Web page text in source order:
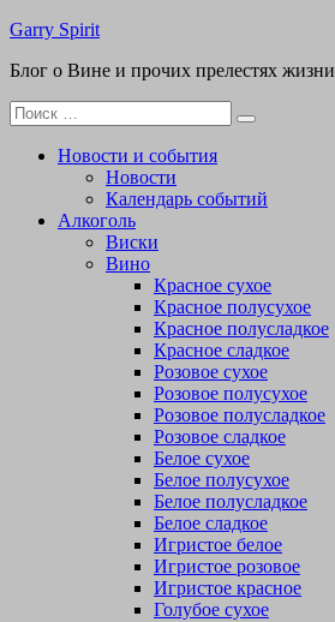
Перейти
содержимому
Garry Spirit
Блог о Вине и прочих прелестях жизни
Поиск
для:
Новости и события
Новости
Календарь событий
Алкоголь
Виски
Вино
Красное сухое
Красное полусухое
Красное полусладкое
Красное сладкое
Розовое сухое
Розовое полусухое
Розовое полусладкое
Розовое сладкое
Белое сухое
Белое полусухое
Белое полусладкое
Белое сладкое
Игристое белое
Игристое розовое
Игристое красное
Голубое сухое